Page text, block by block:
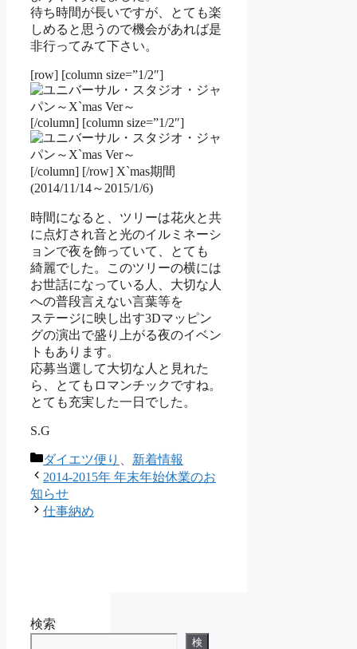
待ち時間が長いですが、とても楽
しめると思うので機会があれば是
非行ってみて下さい。
[row] [column size=”1/2″]
[/column] [column size=”1/2″]
[/column] [/row] X`mas期間
(2014/11/14～2015/1/6)
時間になると、ツリーは花火と共
に点灯され音と光のイルミネーシ
ョンで夜を飾っていて、とても
綺麗でした。このツリーの横には
お世話になっている人、大切な人
への普段言えない言葉等を
ステージに映し出す3Dマッピン
グの演出で盛り上がる夜のイベン
トもあります。
応募当選して大切な人と見れた
ら、とてもロマンチックですね。
とても充実した一日でした。
S.G
カ
テ
ゴ
リ
ダイエツ便り
新着情報
2014-2015年 年末年始休業のお
知らせ
仕事納め
検索
検